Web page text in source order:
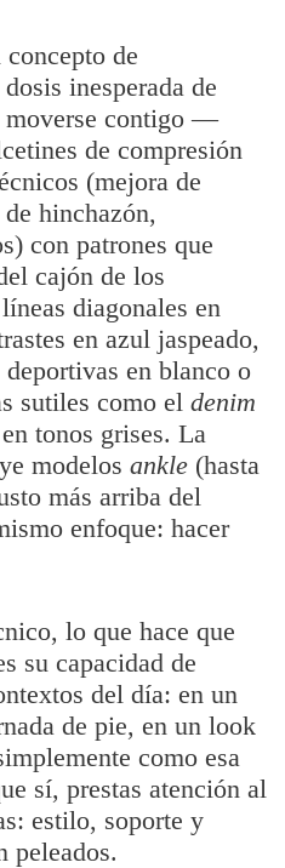
de
inesperada de
moverse contigo —
de compresión
(mejora de
hinchazón,
con patrones que
cajón de los
diagonales en
en azul jaspeado,
en blanco o
sutiles como el denim
tonos grises. La
modelos ankle (hasta
más arriba del
enfoque: hacer
lo que hace que
su capacidad de
del día: en un
de pie, en un look
como esa
sí, prestas atención al
estilo, soporte y
peleados.